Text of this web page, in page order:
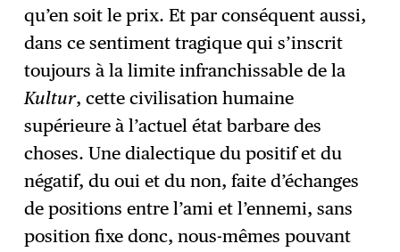
qu’en soit le prix. Et par conséquent aussi,
dans ce sentiment tragique qui s’inscrit
toujours à la limite infranchissable de la
Kultur, cette civilisation humaine
supérieure à l’actuel état barbare des
choses. Une dialectique du positif et du
négatif, du oui et du non, faite d’échanges
de positions entre l’ami et l’ennemi, sans
position fixe donc, nous-mêmes pouvant